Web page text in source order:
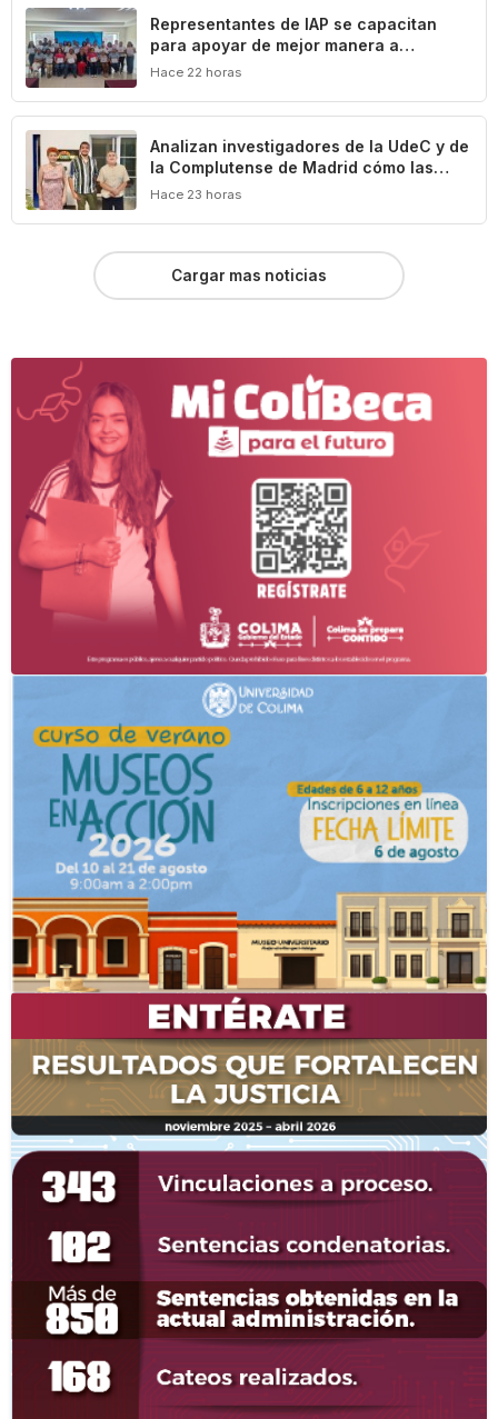
Representantes de IAP se capacitan
para apoyar de mejor manera a
población vulnerable del estado de
Hace 22 horas
Analizan investigadores de la UdeC y de
la Complutense de Madrid cómo las
leyes definen y limitan el patrimonio
Hace 23 horas
Cargar mas noticias